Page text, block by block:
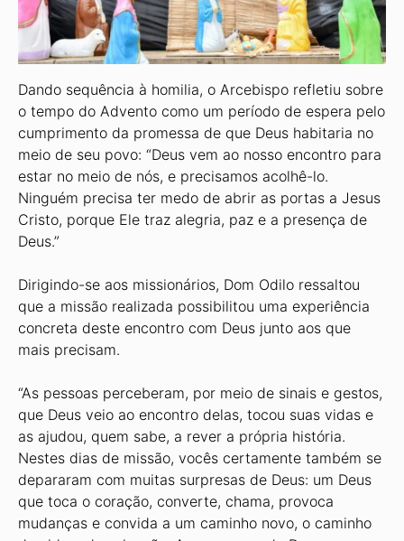
Dando sequência à homilia, o Arcebispo refletiu sobre
o tempo do Advento como um período de espera pelo
cumprimento da promessa de que Deus habitaria no
meio de seu povo: “Deus vem ao nosso encontro para
estar no meio de nós, e precisamos acolhê-lo.
Ninguém precisa ter medo de abrir as portas a Jesus
Cristo, porque Ele traz alegria, paz e a presença de
Deus.”
Dirigindo-se aos missionários, Dom Odilo ressaltou
que a missão realizada possibilitou uma experiência
concreta deste encontro com Deus junto aos que
mais precisam.
“As pessoas perceberam, por meio de sinais e gestos,
que Deus veio ao encontro delas, tocou suas vidas e
as ajudou, quem sabe, a rever a própria história.
Nestes dias de missão, vocês certamente também se
depararam com muitas surpresas de Deus: um Deus
que toca o coração, converte, chama, provoca
mudanças e convida a um caminho novo, o caminho